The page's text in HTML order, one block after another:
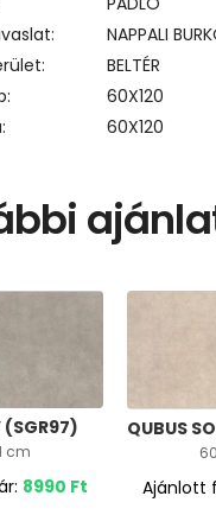
NAPPALI
BELTÉR
60X120
60X120
(SGR97)
cm
8990 Ft
QUBUS
Ajánlott